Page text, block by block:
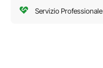
Servizio Professionale